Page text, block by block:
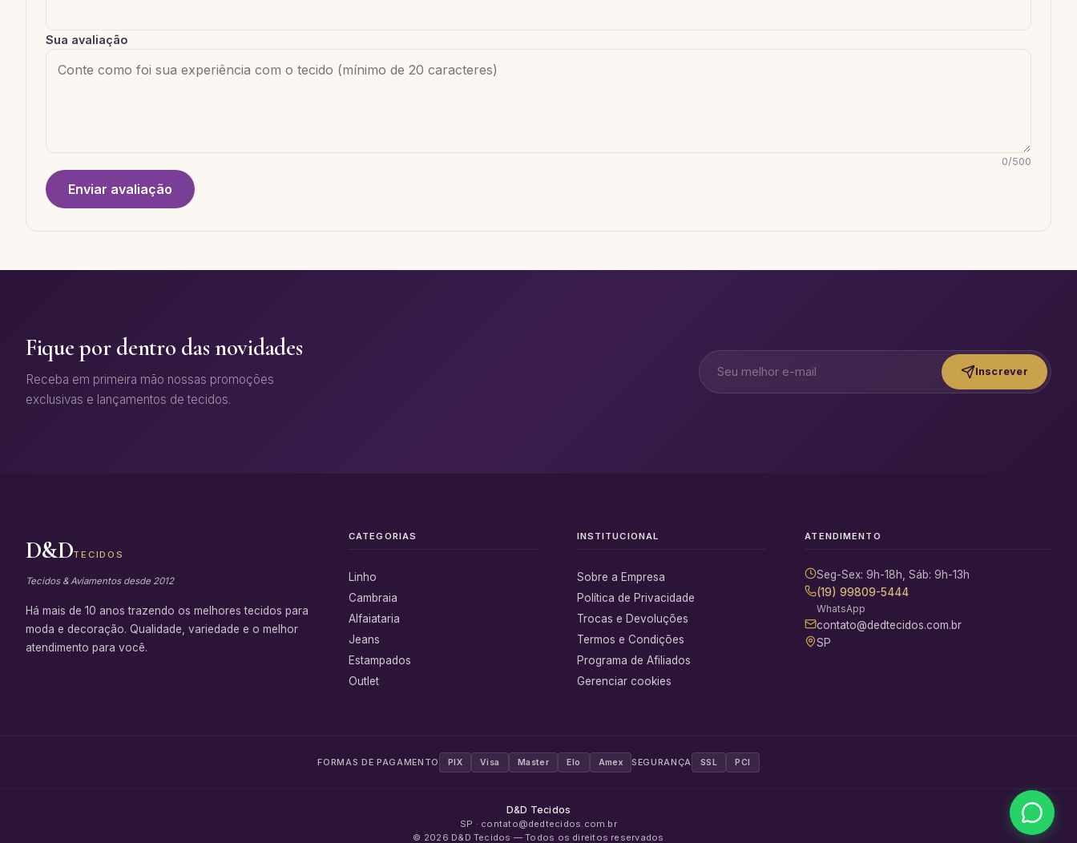
Sua avaliação
0/500
Enviar avaliação
Fique por dentro das novidades
Receba em primeira mão nossas promoções
exclusivas e lançamentos de tecidos.
Inscrever
D&DTECIDOS
Tecidos & Aviamentos desde 2012
Há mais de 10 anos trazendo os melhores tecidos para
moda e decoração. Qualidade, variedade e o melhor
atendimento para você.
CATEGORIAS
Linho
Cambraia
Alfaiataria
Jeans
Estampados
Outlet
INSTITUCIONAL
Sobre a Empresa
Política de Privacidade
Trocas e Devoluções
Termos e Condições
Programa de Afiliados
Gerenciar cookies
ATENDIMENTO
Seg-Sex: 9h-18h, Sáb: 9h-13h
(19) 99809-5444
WhatsApp
contato@dedtecidos.com.br
SP
FORMAS DE PAGAMENTO PIX Visa Master Elo Amex SEGURANÇA SSL PCI
D&D Tecidos
SP · contato@dedtecidos.com.br
© 2026 D&D Tecidos — Todos os direitos reservados